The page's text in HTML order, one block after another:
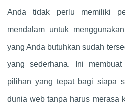
Anda tidak perlu memiliki
mendalam untuk
yang Anda butuhkan sudah
yang sederhana. Ini
pilihan yang tepat bagi siapa
dunia web tanpa harus merasa